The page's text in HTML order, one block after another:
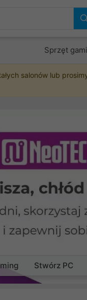
Sprzęt
salonów lub
Stwórz PC